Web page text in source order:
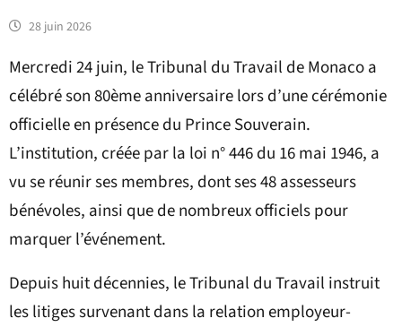
28 juin 2026
Mercredi 24 juin, le Tribunal du Travail de Monaco a
célébré son 80ème anniversaire lors d’une cérémonie
officielle en présence du Prince Souverain.
L’institution, créée par la loi n° 446 du 16 mai 1946, a
vu se réunir ses membres, dont ses 48 assesseurs
bénévoles, ainsi que de nombreux officiels pour
marquer l’événement.
Depuis huit décennies, le Tribunal du Travail instruit
les litiges survenant dans la relation employeur-